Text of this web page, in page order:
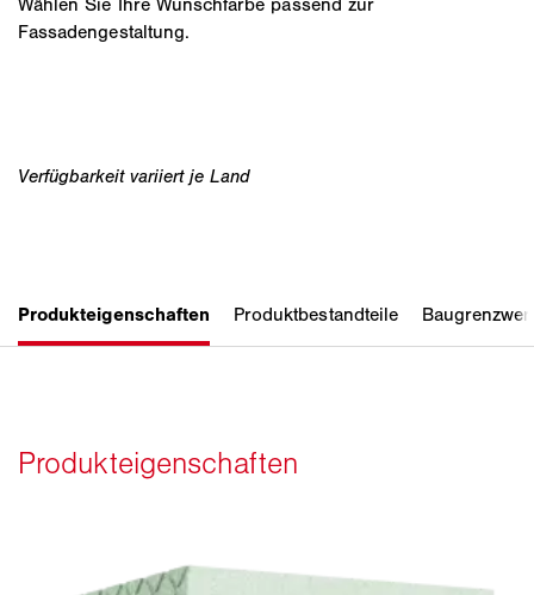
Wählen Sie Ihre Wunschfarbe passend zur
Fassadengestaltung.